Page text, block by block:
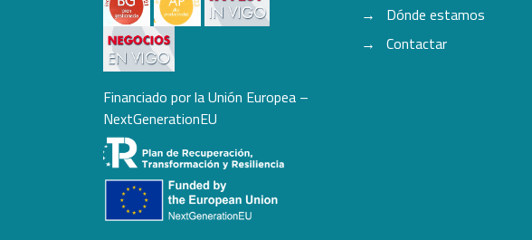
Financiado por la Unión Europea –
NextGenerationEU
Dónde estamos
Contactar